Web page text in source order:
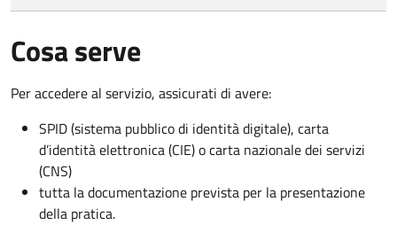
Cosa serve
Per accedere al servizio, assicurati di avere:
SPID (sistema pubblico di identità digitale), carta
d’identità elettronica (CIE) o carta nazionale dei servizi
(CNS)
tutta la documentazione prevista per la presentazione
della pratica.